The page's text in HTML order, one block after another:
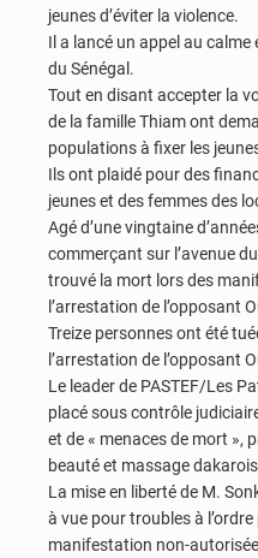
jeunes d’éviter la violence.
Il a lancé un appel au
du Sénégal.
Tout en disant accepter la
de la famille Thiam ont
populations à fixer les
Ils ont plaidé pour des
jeunes et des femmes des
Agé d’une vingtaine
commerçant sur l’avenue
trouvé la mort lors des
l’arrestation de l’opposant
Treize personnes ont été
l’arrestation de l’opposant
Le leader de PASTEF/Les
placé sous contrôle
et de « menaces de mort »,
beauté et massage
La mise en liberté de M.
à vue pour troubles à
manifestation non-